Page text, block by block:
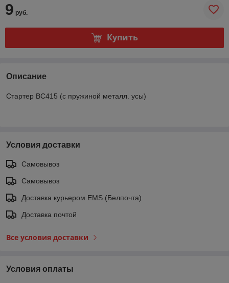
9 руб.
Купить
Описание
Стартер BC415 (с пружиной металл. усы)
Условия доставки
Самовывоз
Самовывоз
Доставка курьером EMS (Белпочта)
Доставка почтой
Все условия доставки
Условия оплаты